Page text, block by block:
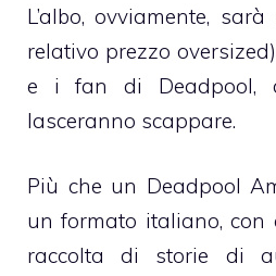
L’albo, ovviamente, sarà
relativo prezzo
e i fan di Deadpool,
lasceranno scappare.
Più che un Deadpool
un formato italiano,
raccolta di storie di